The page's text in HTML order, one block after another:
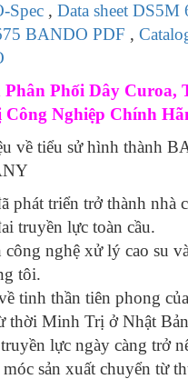
Spec , Data sheet
BANDO PDF ,
Phân Phối Dây Curoa,
Công Nghiệp Chính
về tiểu sử hình thành
phát triển trở thành nhà
truyền lực toàn cầu.
công nghệ xử lý cao su
tôi.
tinh thần tiên phong
thời Minh Trị ở Nhật
lực ngày càng trở
sản xuất chuyển từ